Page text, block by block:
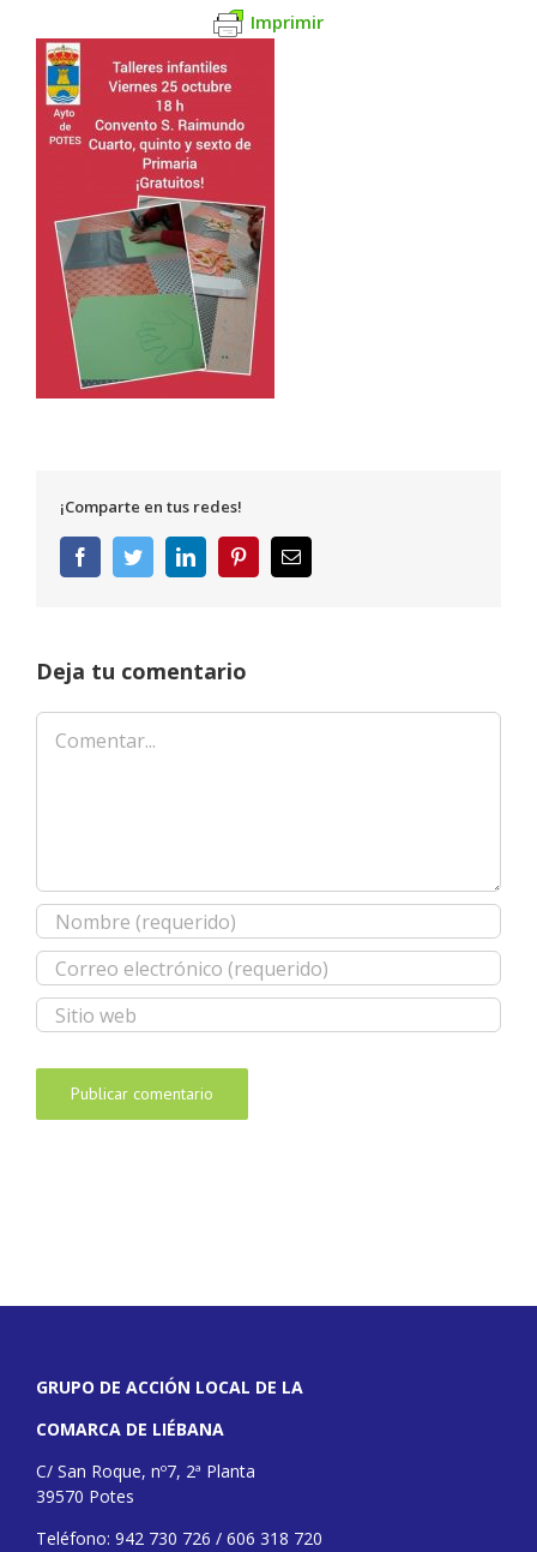
Imprimir
¡Comparte en tus redes!
FacebookTwitterLinkedInPinterestCorreo
electrónico
Deja tu comentario
Comentar
GRUPO DE ACCIÓN LOCAL DE LA
COMARCA DE LIÉBANA
C/ San Roque, nº7, 2ª Planta
39570 Potes
Teléfono: 942 730 726 / 606 318 720